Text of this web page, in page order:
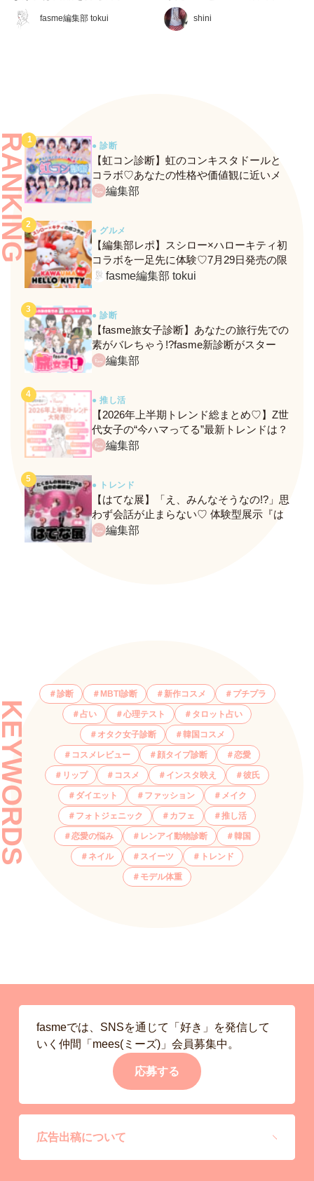
fasme編集部 tokui
る”『ギガマート展』に行っ
てきた♡
shini
ルコース
● 診断
【虹コン診断】虹のコンキスタドールと
コラボ♡あなたの性格や価値観に近いメ
ンバーがわかる、fasmeの新診断がスター
編集部
● グルメ
【編集部レポ】スシロー×ハローキティ初
コラボを一足先に体験♡7月29日発売の限
定メニュー＆グッズをレポ！
fasme編集部 tokui
● 診断
【fasme旅女子診断】あなたの旅行先での
素がバレちゃう!?fasme新診断がスター
ト！編集部
● 推し活
【2026年上半期トレンド総まとめ♡】Z世
代女子の“今ハマってる”最新トレンドは？
ネクストバズ予報もチェック♪
編集部
● トレンド
【はてな展】「え、みんなそうなの!?」思
わず会話が止まらない♡ 体験型展示『は
てな展』に行ってきたレポ
編集部
診断 MBTI診断 新作コスメ プチプラ
占い 心理テスト タロット占い
オタク女子診断 韓国コスメ
コスメレビュー 顔タイプ診断 恋愛
リップ コスメ インスタ映え 彼氏
ダイエット ファッション メイク
フォトジェニック カフェ 推し活
恋愛の悩み レンアイ動物診断 韓国
ネイル スイーツ トレンド
モデル体重
fasmeでは、SNSを通じて「好き」を発信して
いく仲間「mees(ミーズ)」会員募集中。
応募する
広告出稿について